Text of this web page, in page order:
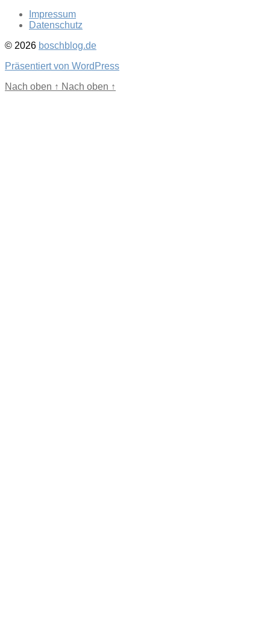
Impressum
Datenschutz
© 2026 boschblog.de
Präsentiert von WordPress
Nach oben ↑ Nach oben ↑